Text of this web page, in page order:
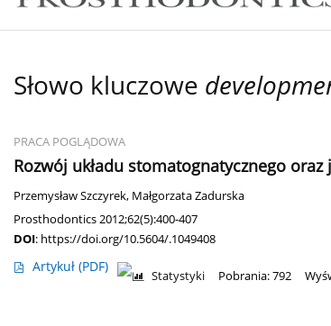
Słowo kluczowe
PRACA POGLĄDOWA
Rozwój układu stomatognatycznego
Przemysław Szczyrek, Małgorzata Zadurska
Prosthodontics 2012;62(5):400-407
DOI: https://doi.org/10.5604/.1049408
Artykuł (PDF)
Statystyki Pobrania: 792